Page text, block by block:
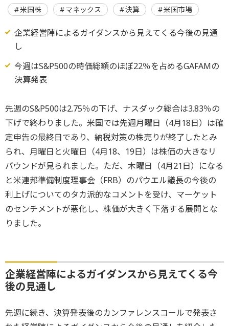
米国株 マネックス 決算 米国市場
企業経営陣によるガイダンスから見えてくる今後の見通
し
今週はS&P500の時価総額のほぼ22％を占めるGAFAMの
決算発表
先週のS&P500は2.75％の下げ、ナスダック総合は3.83％の
下げで終わりました。米国では先週月曜日（4月18日）は確
定申告の最終日であり、納税対策の株売りが終了したとみ
られ、月曜日と火曜日（4月18、19日）は株価の大きなリ
バウンドが見られました。ただ、木曜日（4月21日）になる
と米連邦準備制度理事会（FRB）のパウエル議長の今後の
利上げについてのタカ派的なコメントを受け、マーケット
のセンチメントが悪化し、株価が大きく下落する展開とな
りました。
企業経営陣によるガイダンスから見えてくる今
後の見通し
先週に続き、決算発表後のカンファレンスコールで発表さ